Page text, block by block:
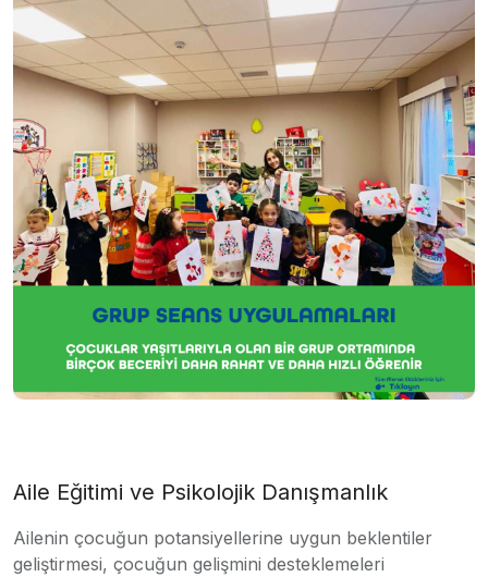
Aile Eğitimi ve Psikolojik Danışmanlık
Ailenin çocuğun potansiyellerine uygun beklentiler
geliştirmesi, çocuğun gelişmini desteklemeleri